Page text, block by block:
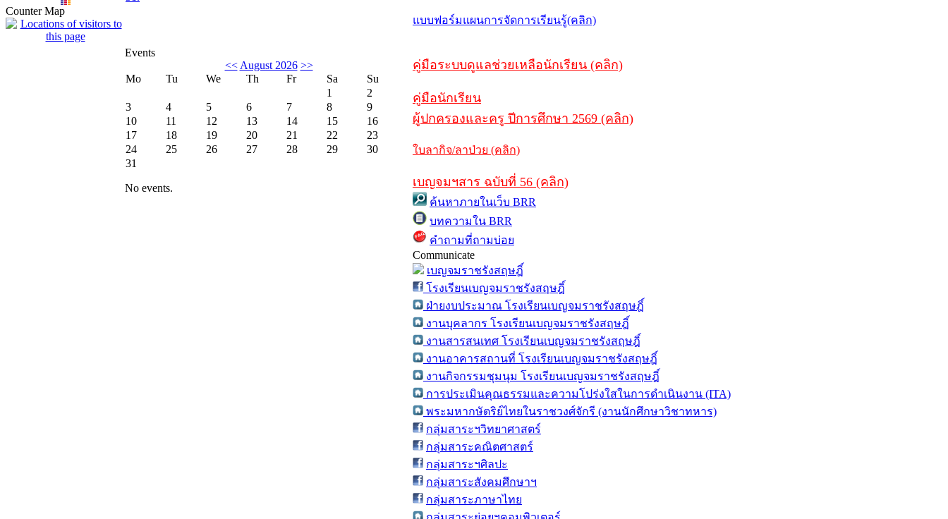
Counter Map
Events
<< August 2026 >>
Mo
Tu We Th Fr Sa
Su
1
2
3
4 5 6 7 8
9
10
11 12 13 14 15
16
17
18 19 20 21 22
23
24
25 26 27 28 29
30
31
No events.
แบบฟอร์มแผนการจัดการเรียนรู้(คลิก)
คู่มือระบบดูแลช่วยเหลือนักเรียน (คลิก)
คู่มือนักเรียน
ผู้ปกครองและครู ปีการศึกษา 2569 (คลิก)
ใบลากิจ/ลาป่วย (คลิก)
เบญจมฯสาร ฉบับที่ 56 (คลิก)
ค้นหาภายในเว็บ BRR
บทความใน BRR
คำถามที่ถามบ่อย
Communicate
เบญจมราชรังสฤษฎิ์
โรงเรียนเบญจมราชรังสฤษฎิ์
ฝ่ายงบประมาณ โรงเรียนเบญจมราชรังสฤษฎิ์
งานบุคลากร โรงเรียนเบญจมราชรังสฤษฎิ์
งานสารสนเทศ โรงเรียนเบญจมราชรังสฤษฎิ์
งานอาคารสถานที่ โรงเรียนเบญจมราชรังสฤษฎิ์
งานกิจกรรมชุมนุม โรงเรียนเบญจมราชรังสฤษฎิ์
การประเมินคุณธรรมและความโปร่งใสในการดำเนินงาน (ITA)
พระมหากษัตริย์ไทยในราชวงศ์จักรี (งานนักศึกษาวิชาทหาร)
กลุ่มสาระฯวิทยาศาสตร์
กลุ่มสาระคณิตศาสตร์
กลุ่มสาระฯศิลปะ
กลุ่มสาระสังคมศึกษาฯ
กลุ่มสาระภาษาไทย